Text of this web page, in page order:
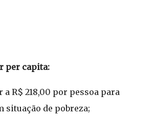
per capita:
R$ 218,00 por pessoa para
situação de pobreza;